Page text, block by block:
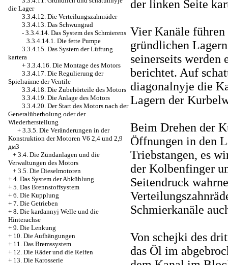
die Lager
3.3.4.12. Die Verteilungszahnräder
3.3.4.13. Das Schwungrad
- 3.3.4.14. Das System des Schmierens
3.3.4.14.1. Die fette Pumpe
3.3.4.15. Das System der Lüftung
kartera
+ 3.3.4.16. Die Montage des Motors
3.3.4.17. Die Regulierung der
Spielraüme der Ventile
3.3.4.18. Die Zubehörteile des Motors
3.3.4.19. Die Anlage des Motors
3.3.4.20. Der Start des Motors nach der
Generalüberholung oder der
Wiederherstellung
+ 3.3.5. Die Veränderungen in der
Konstruktion der Motoren V6 2,4 und 2,9
дм3
+ 3.4. Die Zündanlagen und die
Verwaltungen des Motors
+ 3.5. Die Dieselmotoren
+ 4. Das System der Abkühlung
+ 5. Das Brennstoffsystem
+ 6. Die Kupplung
+ 7. Die Getrieben
+ 8. Die kardannyj Welle und die
Hinterachse
+ 9. Die Lenkung
+ 10. Die Aufhängungen
+ 11. Das Bremssystem
+ 12. Die Räder und die Reifen
+ 13. Die Karosserie
der linken Seite
Vier Kanäle
gründlichen
seinerseits werden
berichtet. Auf
diagonalnyje die
Lagern der
Beim Drehen der
Öffnungen in den
Triebstangen, es
der Kolbenfinger
Seitendruck
Schmierkanäle
Von schejki des
das Öl im